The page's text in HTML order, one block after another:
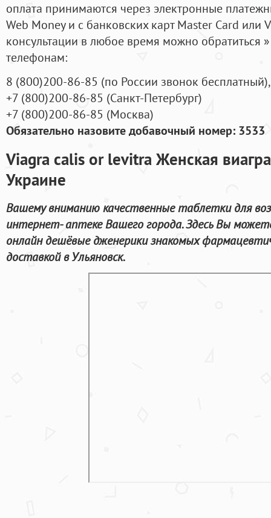
оплата принимаются через электронные
Web Money и с банковских карт Master Card или
консультации в любое время можно обратиться
телефонам:
8 (800)200-86-85 (по России звонок бесплатный),
+7 (800)200-86-85 (Санкт-Петербург)
+7 (800)200-86-85 (Москва)
Обязательно назовите добавочный номер: 3533
Viagra calis or levitra Женская
Украине
Вашему вниманию качественные таблетки для
интернет- аптеке Вашего города. Здесь Вы
онлайн дешёвые дженерики знакомых
доставкой в Ульяновск.